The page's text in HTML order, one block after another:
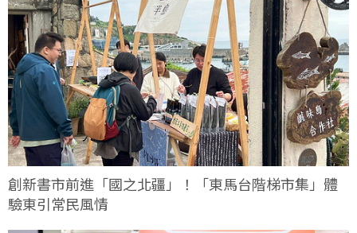
創新書市前進「國之北疆」！「東馬台階梯市集」體
驗東引常民風情